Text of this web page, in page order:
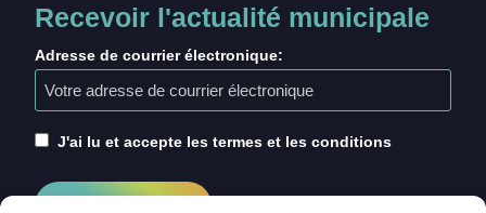
Recevoir l'actualité municipale
Adresse de courrier électronique:
J'ai lu et accepte les termes et les conditions